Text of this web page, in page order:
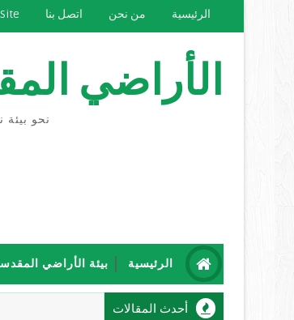
الرئيسية من نحن اتصل بنا
الأراضي
نحو بيئة
الرئيسية بيئة الأراضي
أحدث المقالات